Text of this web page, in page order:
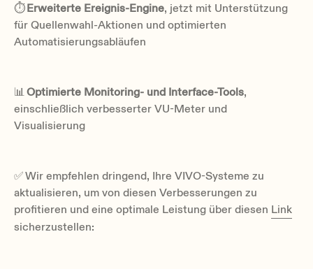
⏱Erweiterte Ereignis-Engine, jetzt mit Unterstützung
für Quellenwahl-Aktionen und optimierten
Automatisierungsabläufen
📊Optimierte Monitoring- und Interface-Tools,
einschließlich verbesserter VU-Meter und
Visualisierung
✅ Wir empfehlen dringend, Ihre VIVO-Systeme zu
aktualisieren, um von diesen Verbesserungen zu
profitieren und eine optimale Leistung über diesen Link
sicherzustellen: